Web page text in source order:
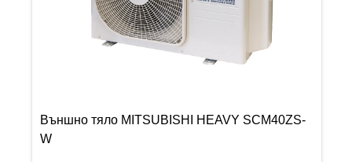
Външно тяло MITSUBISHI HEAVY SCM40ZS-
W